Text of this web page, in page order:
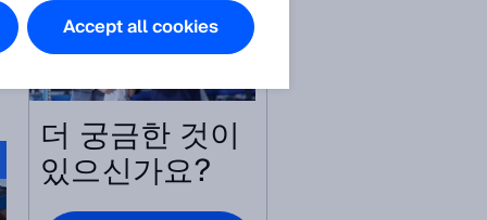
더 궁금한 것이
있으신가요?
Accept all cookies